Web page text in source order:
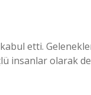
kabul etti.
insanlar olarak